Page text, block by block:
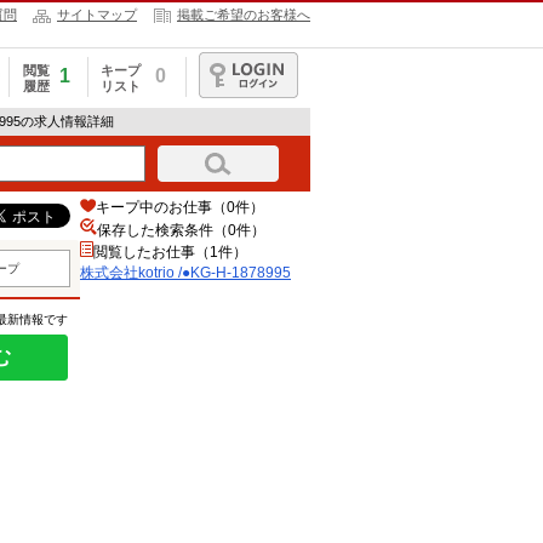
問 サイトマップ 掲載ご希望のお客様へ
閲覧
履歴
1
キープ
リスト
0
ログイン
の求人情報詳細
プ
新情報です
キープ中のお仕事（0件）
保存した検索条件（0件）
閲覧したお仕事（1件）
株式会社kotrio /●KG-H-1878995